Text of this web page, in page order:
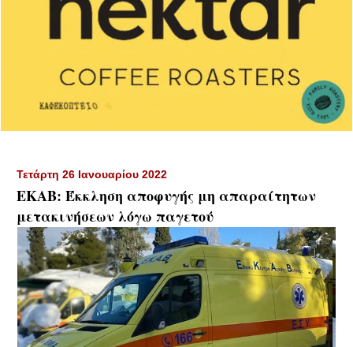
Τετάρτη 26 Ιανουαρίου 2022
ΕΚΑΒ: Έκκληση αποφυγής μη απαραίτητων
μετακινήσεων λόγω παγετού